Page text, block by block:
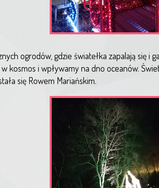
ogrodów, gdzie światełka zapalają się
kosmos i wpływamy na dno oceanów.
się Rowem Mariańskim.